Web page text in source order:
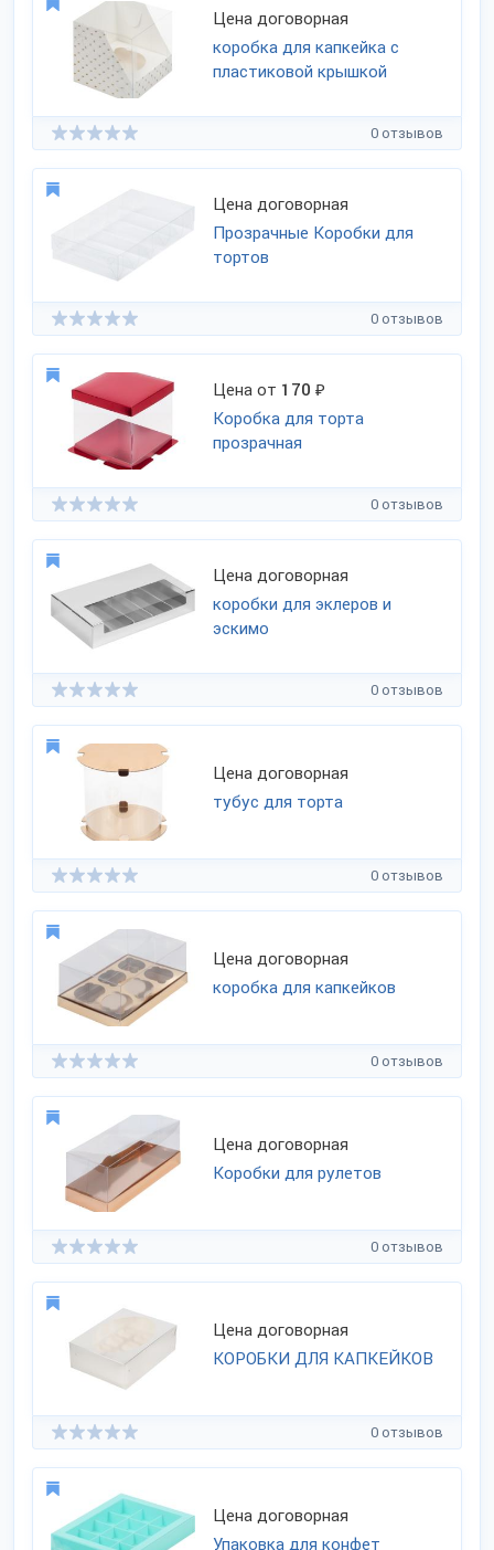
Цена договорная
коробка для капкейка с
пластиковой крышкой
0 отзывов
Цена договорная
Прозрачные Коробки для
тортов
0 отзывов
Цена от 170 ₽
Коробка для торта
прозрачная
0 отзывов
Цена договорная
коробки для эклеров и
эскимо
0 отзывов
Цена договорная
тубус для торта
0 отзывов
Цена договорная
коробка для капкейков
0 отзывов
Цена договорная
Коробки для рулетов
0 отзывов
Цена договорная
КОРОБКИ ДЛЯ КАПКЕЙКОВ
0 отзывов
Цена договорная
Упаковка для конфет